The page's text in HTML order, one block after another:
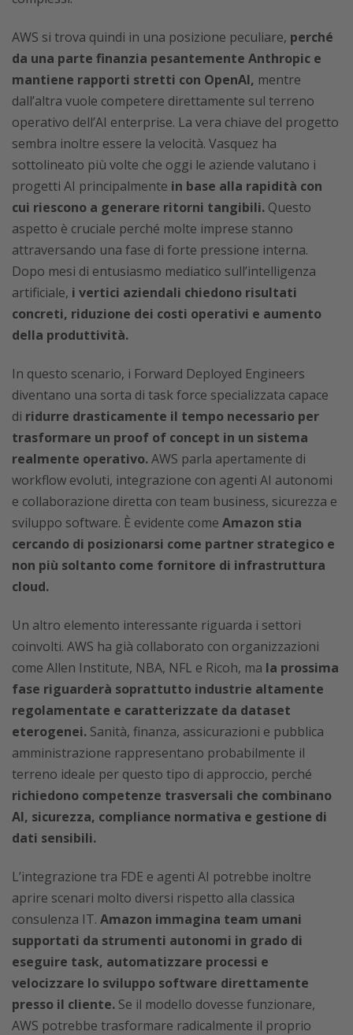
AWS si trova quindi in una posizione peculiare, perché
da una parte finanzia pesantemente Anthropic e
mantiene rapporti stretti con OpenAI, mentre
dall’altra vuole competere direttamente sul terreno
operativo dell’AI enterprise. La vera chiave del progetto
sembra inoltre essere la velocità. Vasquez ha
sottolineato più volte che oggi le aziende valutano i
progetti AI principalmente in base alla rapidità con
cui riescono a generare ritorni tangibili. Questo
aspetto è cruciale perché molte imprese stanno
attraversando una fase di forte pressione interna.
Dopo mesi di entusiasmo mediatico sull’intelligenza
artificiale, i vertici aziendali chiedono risultati
concreti, riduzione dei costi operativi e aumento
della produttività.
In questo scenario, i Forward Deployed Engineers
diventano una sorta di task force specializzata capace
di ridurre drasticamente il tempo necessario per
trasformare un proof of concept in un sistema
realmente operativo.AWS parla apertamente di
workflow evoluti, integrazione con agenti AI autonomi
e collaborazione diretta con team business, sicurezza e
sviluppo software. È evidente come Amazon stia
cercando di posizionarsi come partner strategico e
non più soltanto come fornitore di infrastruttura
cloud.
Un altro elemento interessante riguarda i settori
coinvolti. AWS ha già collaborato con organizzazioni
come Allen Institute, NBA, NFL e Ricoh, ma la prossima
fase riguarderà soprattutto industrie altamente
regolamentate e caratterizzate da dataset
eterogenei. Sanità, finanza, assicurazioni e pubblica
amministrazione rappresentano probabilmente il
terreno ideale per questo tipo di approccio, perché
richiedono competenze trasversali che combinano
AI, sicurezza, compliance normativa e gestione di
dati sensibili.
L’integrazione tra FDE e agenti AI potrebbe inoltre
aprire scenari molto diversi rispetto alla classica
consulenza IT. Amazon immagina team umani
supportati da strumenti autonomi in grado di
eseguire task, automatizzare processi e
velocizzare lo sviluppo software direttamente
presso il cliente. Se il modello dovesse funzionare,
AWS potrebbe trasformare radicalmente il proprio